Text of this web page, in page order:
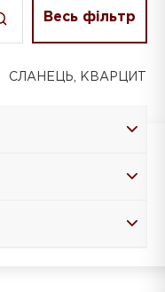
Весь фільтр
СЛАНЕЦЬ, КВАРЦИТ